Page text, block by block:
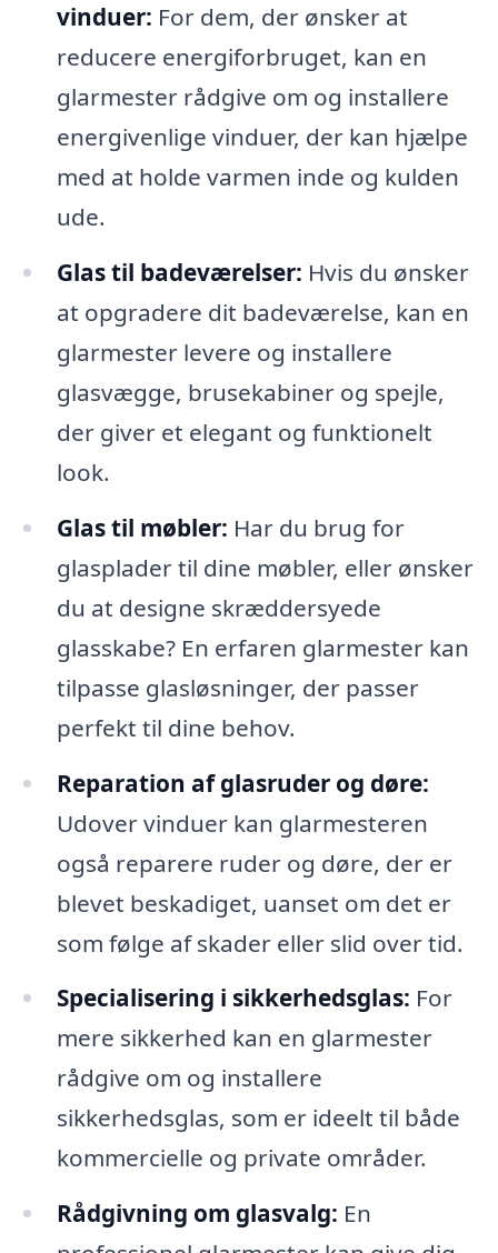
vinduer: For dem, der ønsker at
reducere energiforbruget, kan en
glarmester rådgive om og installere
energivenlige vinduer, der kan hjælpe
med at holde varmen inde og kulden
ude.
Glas til badeværelser: Hvis du ønsker
at opgradere dit badeværelse, kan en
glarmester levere og installere
glasvægge, brusekabiner og spejle,
der giver et elegant og funktionelt
look.
Glas til møbler: Har du brug for
glasplader til dine møbler, eller ønsker
du at designe skræddersyede
glasskabe? En erfaren glarmester kan
tilpasse glasløsninger, der passer
perfekt til dine behov.
Reparation af glasruder og døre:
Udover vinduer kan glarmesteren
også reparere ruder og døre, der er
blevet beskadiget, uanset om det er
som følge af skader eller slid over tid.
Specialisering i sikkerhedsglas: For
mere sikkerhed kan en glarmester
rådgive om og installere
sikkerhedsglas, som er ideelt til både
kommercielle og private områder.
Rådgivning om glasvalg: En